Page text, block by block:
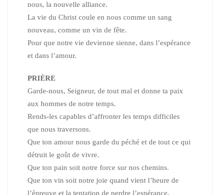
nous, la nouvelle alliance.
La vie du Christ coule en nous comme un sang
nouveau, comme un vin de fête.
Pour que notre vie devienne sienne, dans l’espérance
et dans l’amour.
PRIÈRE
Garde-nous, Seigneur, de tout mal et donne ta paix
aux hommes de notre temps.
Rends-les capables d’affronter les temps difficiles
que nous traversons.
Que ton amour nous garde du péché et de tout ce qui
détruit le goût de vivre.
Que ton pain soit notre force sur nos chemins.
Que ton vin soit notre joie quand vient l’heure de
l’épreuve et la tentation de perdre l’espérance.